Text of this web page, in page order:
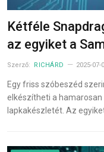
Kétféle
az egyiket a
Szerző: RICHÁRD 2025-07-
Egy friss szóbeszéd
elkészítheti a
lapkakészletét. Az